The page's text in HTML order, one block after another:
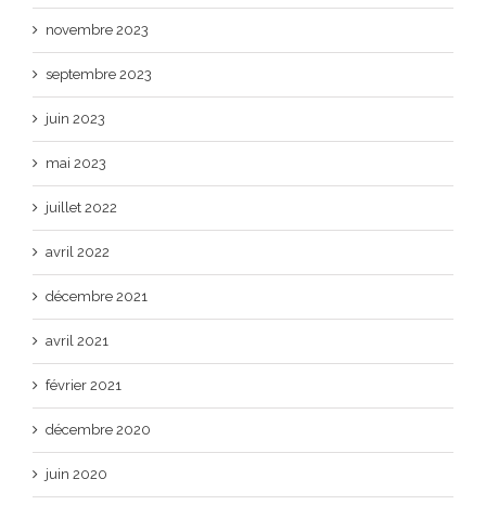
novembre 2023
septembre 2023
juin 2023
mai 2023
juillet 2022
avril 2022
décembre 2021
avril 2021
février 2021
décembre 2020
juin 2020